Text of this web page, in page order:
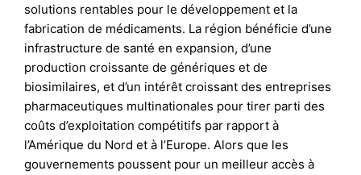
solutions rentables pour le développement et la
fabrication de médicaments. La région bénéficie d’une
infrastructure de santé en expansion, d’une
production croissante de génériques et de
biosimilaires, et d’un intérêt croissant des entreprises
pharmaceutiques multinationales pour tirer parti des
coûts d’exploitation compétitifs par rapport à
l’Amérique du Nord et à l’Europe. Alors que les
gouvernements poussent pour un meilleur accès à